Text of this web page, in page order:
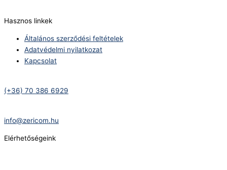
Hasznos linkek
Általános szerződési feltételek
Adatvédelmi nyilatkozat
Kapcsolat
(+36) 70 386 6929
info@zericom.hu
Elérhetőségeink